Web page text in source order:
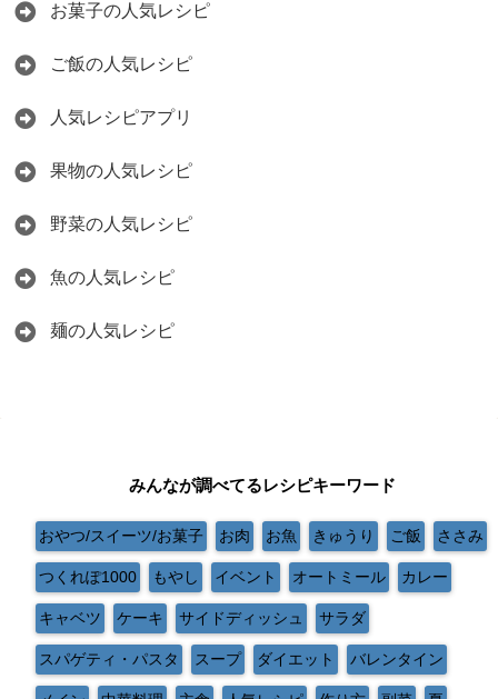
お菓子の人気レシピ
ご飯の人気レシピ
人気レシピアプリ
果物の人気レシピ
野菜の人気レシピ
魚の人気レシピ
麺の人気レシピ
みんなが調べてるレシピキーワード
おやつ/スイーツ/お菓子 お肉 お魚 きゅうり ご飯 ささみ
つくれぽ1000 もやし イベント オートミール カレー
キャベツ ケーキ サイドディッシュ サラダ
スパゲティ・パスタ スープ ダイエット バレンタイン